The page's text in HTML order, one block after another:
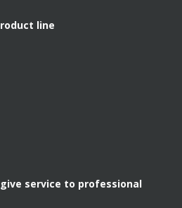
line
service to professional